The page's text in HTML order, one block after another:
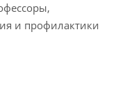
и профилактики